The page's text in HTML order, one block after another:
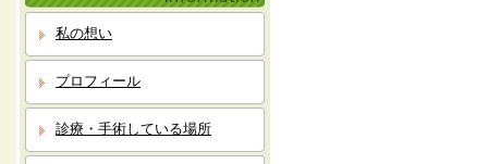
私の想い
プロフィール
診療・手術している場所